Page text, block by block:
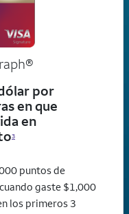
por
en que
en
3
puntos de
gaste $1,000
los primeros 3